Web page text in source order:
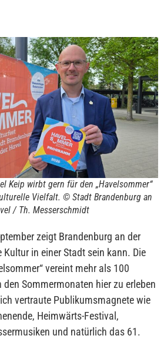
Keip wirbt gern für den „Havelsommer“
Vielfalt. © Stadt Brandenburg an
/ Th. Messerschmidt
zeigt Brandenburg an der
in einer Stadt sein kann. Die
vereint mehr als 100
Sommermonaten hier zu erleben
vertraute Publikumsmagnete wie
Heimwärts-Festival,
und natürlich das 61.